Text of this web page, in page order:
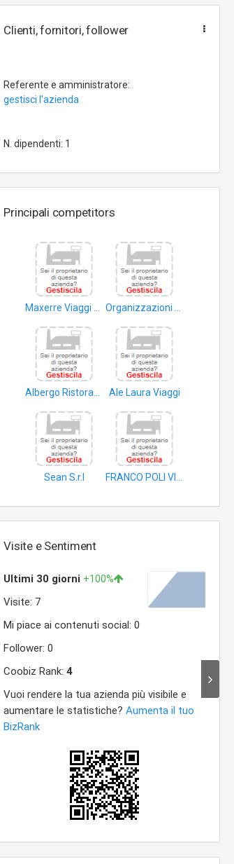
Clienti, fornitori, follower
Referente e amministratore:
gestisci l'azienda
N. dipendenti: 1
Principali competitors
Ale Laura Viaggi
Sean S.r.l
Visite e Sentiment